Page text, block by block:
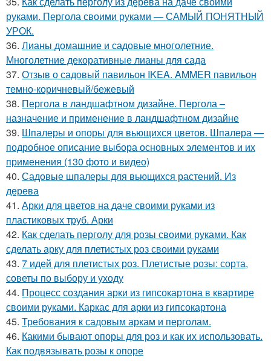
руками. Пергола своими руками — САМЫЙ ПОНЯТНЫЙ
УРОК.
36. Лианы домашние и садовые многолетние.
Многолетние декоративные лианы для сада
37. Отзыв о садовый павильон IKEA. AMMER павильон
темно-коричневый/бежевый
38. Пергола в ландшафтном дизайне. Пергола –
назначение и применение в ландшафтном дизайне
39. Шпалеры и опоры для вьющихся цветов. Шпалера —
подробное описание выбора основных элементов и их
применения (130 фото и видео)
40. Садовые шпалеры для вьющихся растений. Из
дерева
41. Арки для цветов на даче своими руками из
пластиковых труб. Арки
42. Как сделать перголу для розы своими руками. Как
сделать арку для плетистых роз своими руками
43. 7 идей для плетистых роз. Плетистые розы: сорта,
советы по выбору и уходу
44. Процесс создания арки из гипсокартона в квартире
своими руками. Каркас для арки из гипсокартона
45. Требования к садовым аркам и перголам.
46. Какими бывают опоры для роз и как их использовать.
Как подвязывать розы к опоре